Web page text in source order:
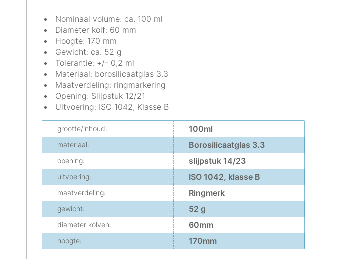
Nominaal volume: ca. 100 ml
Diameter kolf: 60 mm
Hoogte: 170 mm
Gewicht: ca. 52 g
Tolerantie: +/- 0,2 ml
Materiaal: borosilicaatglas 3.3
Maatverdeling: ringmarkering
Opening: Slijpstuk 12/21
Uitvoering: ISO 1042, Klasse B
grootte/inhoud: 100ml
materiaal: Borosilicaatglas 3.3
opening: slijpstuk 14/23
uitvoering: ISO 1042, klasse B
maatverdeling: Ringmerk
gewicht: 52 g
diameter kolven: 60mm
hoogte: 170mm